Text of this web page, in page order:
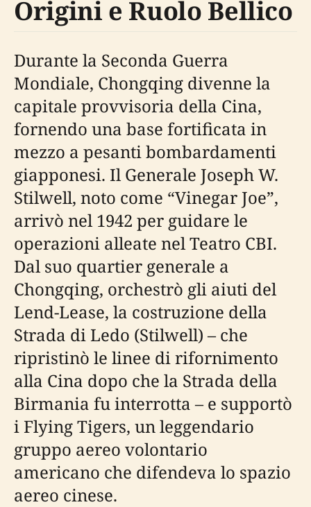
Origini e Ruolo Bellico
Durante la Seconda Guerra
Mondiale, Chongqing divenne la
capitale provvisoria della Cina,
fornendo una base fortificata in
mezzo a pesanti bombardamenti
giapponesi. Il Generale Joseph W.
Stilwell, noto come “Vinegar Joe”,
arrivò nel 1942 per guidare le
operazioni alleate nel Teatro CBI.
Dal suo quartier generale a
Chongqing, orchestrò gli aiuti del
Lend-Lease, la costruzione della
Strada di Ledo (Stilwell) – che
ripristinò le linee di rifornimento
alla Cina dopo che la Strada della
Birmania fu interrotta – e supportò
i Flying Tigers, un leggendario
gruppo aereo volontario
americano che difendeva lo spazio
aereo cinese.